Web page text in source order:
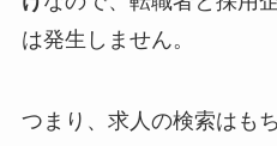
は発生しません。
つまり、求人の検索はも